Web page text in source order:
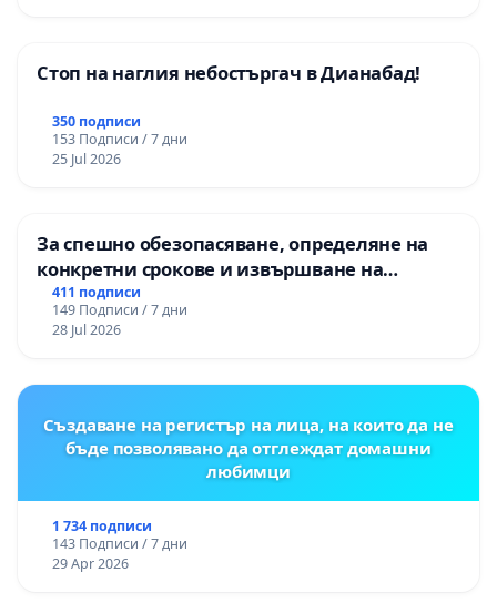
Стоп на наглия небостъргач в Дианабад!
350 подписи
153 Подписи / 7 дни
25 Jul 2026
За спешно обезопасяване, определяне на
конкретни срокове и извършване на
цялостна рехабилитация на
републиканския път между пътен възел АМ
„Тракия“ - гр. Ихтиман - с. Мирово - к.к.
411 подписи
149 Подписи / 7 дни
28 Jul 2026
Създаване на регистър на лица, на които да не
бъде позволявано да отглеждат домашни
любимци
1 734 подписи
143 Подписи / 7 дни
29 Apr 2026